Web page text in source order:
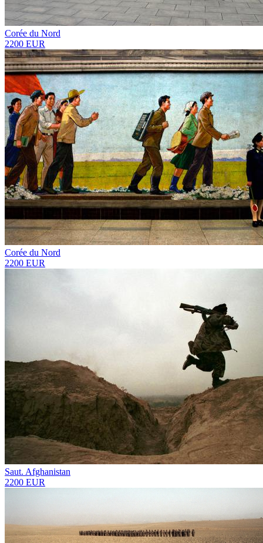
Corée du Nord
2200 EUR
Corée du Nord
2200 EUR
Saut. Afghanistan
2200 EUR